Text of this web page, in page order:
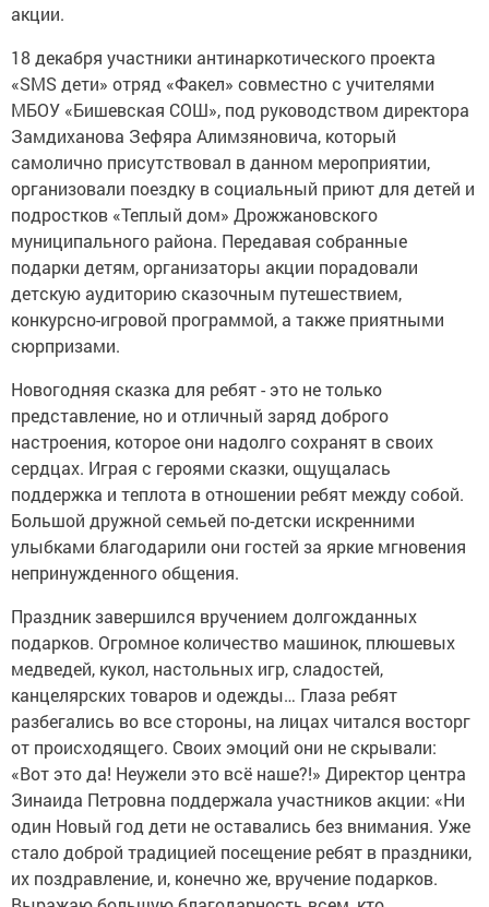
акции.
18 декабря участники антинаркотического проекта
«SMS дети» отряд «Факел» совместно с учителями
МБОУ «Бишевская СОШ», под руководством директора
Замдиханова Зефяра Алимзяновича, который
самолично присутствовал в данном мероприятии,
организовали поездку в социальный приют для детей и
подростков «Теплый дом» Дрожжановского
муниципального района. Передавая собранные
подарки детям, организаторы акции порадовали
детскую аудиторию сказочным путешествием,
конкурсно-игровой программой, а также приятными
сюрпризами.
Новогодняя сказка для ребят - это не только
представление, но и отличный заряд доброго
настроения, которое они надолго сохранят в своих
сердцах. Играя с героями сказки, ощущалась
поддержка и теплота в отношении ребят между собой.
Большой дружной семьей по-детски искренними
улыбками благодарили они гостей за яркие мгновения
непринужденного общения.
Праздник завершился вручением долгожданных
подарков. Огромное количество машинок, плюшевых
медведей, кукол, настольных игр, сладостей,
канцелярских товаров и одежды… Глаза ребят
разбегались во все стороны, на лицах читался восторг
от происходящего. Своих эмоций они не скрывали:
«Вот это да! Неужели это всё наше?!» Директор центра
Зинаида Петровна поддержала участников акции: «Ни
один Новый год дети не оставались без внимания. Уже
стало доброй традицией посещение ребят в праздники,
их поздравление, и, конечно же, вручение подарков.